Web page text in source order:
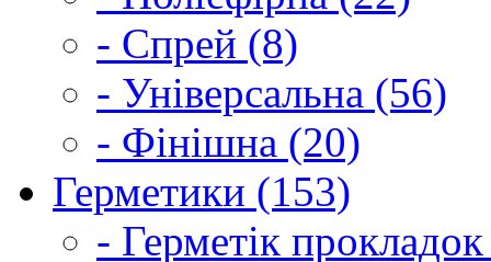
- Спрей (8)
- Універсальна (56)
- Фінішна (20)
Герметики (153)
- Герметік